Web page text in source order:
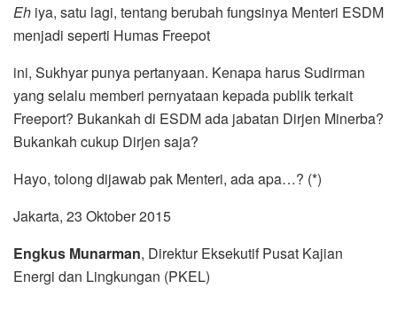
Eh iya, satu lagi, tentang berubah fungsinya Menteri ESDM
menjadi seperti Humas Freepot
ini, Sukhyar punya pertanyaan. Kenapa harus Sudirman
yang selalu memberi pernyataan kepada publik terkait
Freeport? Bukankah di ESDM ada jabatan Dirjen Minerba?
Bukankah cukup Dirjen saja?
Hayo, tolong dijawab pak Menteri, ada apa…? (*)
Jakarta, 23 Oktober 2015
Engkus Munarman, Direktur Eksekutif Pusat Kajian
Energi dan Lingkungan (PKEL)